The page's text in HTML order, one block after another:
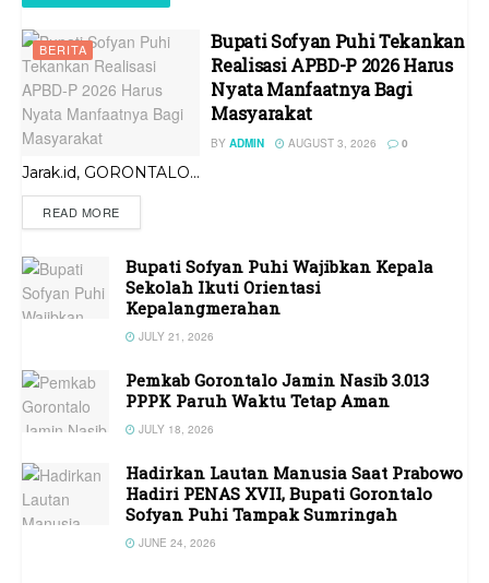
BERITA
Bupati Sofyan Puhi Tekankan
Realisasi APBD-P 2026 Harus
Nyata Manfaatnya Bagi
Masyarakat
BY ADMIN AUGUST 3, 2026 0
Jarak.id, GORONTALO...
READ MORE
Bupati Sofyan Puhi Wajibkan Kepala
Sekolah Ikuti Orientasi
Kepalangmerahan
JULY 21, 2026
Pemkab Gorontalo Jamin Nasib 3.013
PPPK Paruh Waktu Tetap Aman
JULY 18, 2026
Hadirkan Lautan Manusia Saat Prabowo
Hadiri PENAS XVII, Bupati Gorontalo
Sofyan Puhi Tampak Sumringah
JUNE 24, 2026